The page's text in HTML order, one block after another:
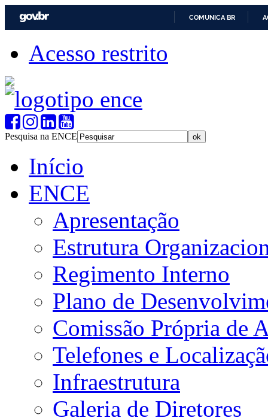
COMUNICA BR
Acesso restrito
Pesquisa na ENCE
Início
ENCE
Apresentação
Estrutura
Regimento Interno
Plano de
Comissão Própria de
Telefones e
Infraestrutura
Galeria de Diretores